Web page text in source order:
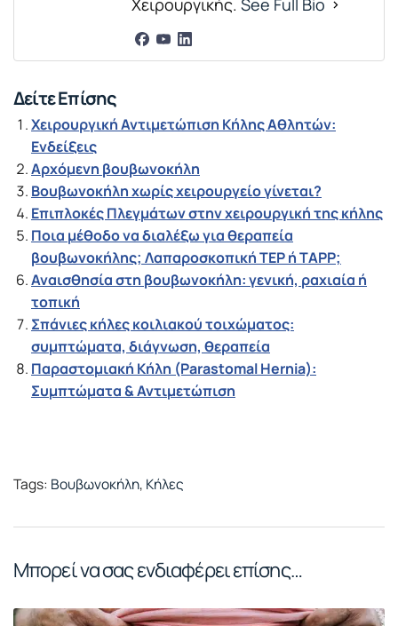
Χειρουργικής. See Full Bio
Δείτε Επίσης
Χειρουργική Αντιμετώπιση Κήλης Αθλητών:
Ενδείξεις
Αρχόμενη βουβωνοκήλη
Βουβωνοκήλη χωρίς χειρουργείο γίνεται?
Επιπλοκές Πλεγμάτων στην χειρουργική της κήλης
Ποια μέθοδο να διαλέξω για θεραπεία
βουβωνοκήλης; Λαπαροσκοπική TEP ή TAPP;
Αναισθησία στη βουβωνοκήλη: γενική, ραχιαία ή
τοπική
Σπάνιες κήλες κοιλιακού τοιχώματος:
συμπτώματα, διάγνωση, θεραπεία
Παραστομιακή Κήλη (Parastomal Hernia):
Συμπτώματα & Αντιμετώπιση
Tags: Βουβωνοκήλη, Κήλες
Μπορεί να σας ενδιαφέρει επίσης…